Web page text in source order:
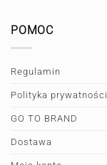
POMOC
Regulamin
Polityka prywatności
GO TO BRAND
Dostawa